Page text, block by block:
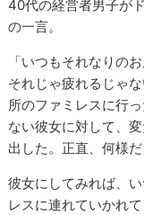
40代の経営者男子が
の一言。
「いつもそれなりの
それじゃ疲れるじゃ
所のファミレスに行
ない彼女に対して、
出した。正直、何様
彼女にしてみれば、
レスに連れていかれ